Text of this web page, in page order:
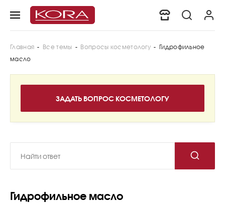
Главная - Все темы - Вопросы косметологу - Гидрофильное
масло
Гидрофильное масло